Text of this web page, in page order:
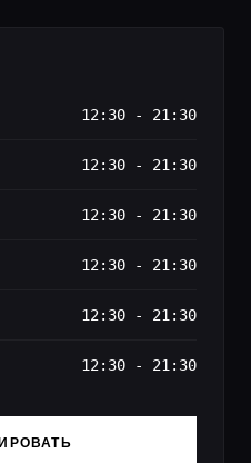
12:30 - 21:30
12:30 - 21:30
12:30 - 21:30
12:30 - 21:30
12:30 - 21:30
12:30 - 21:30